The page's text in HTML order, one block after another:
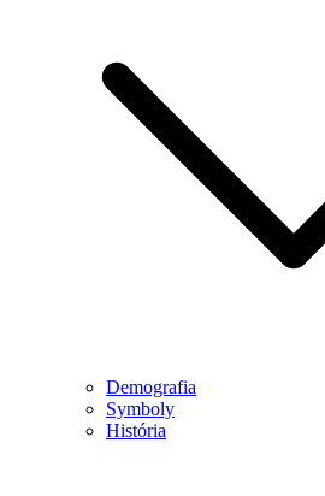
Demografia
Symboly
História